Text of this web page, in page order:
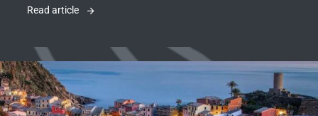
Read article